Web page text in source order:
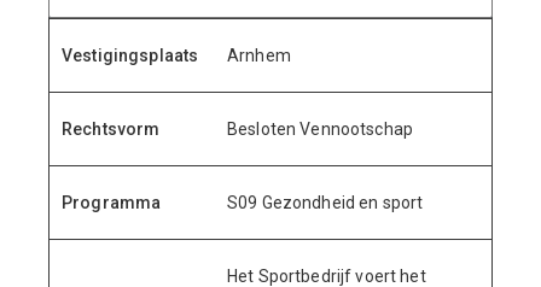
Vestigingsplaats Arnhem
Rechtsvorm Besloten Vennootschap
Programma S09 Gezondheid en sport
Het Sportbedrijf voert het